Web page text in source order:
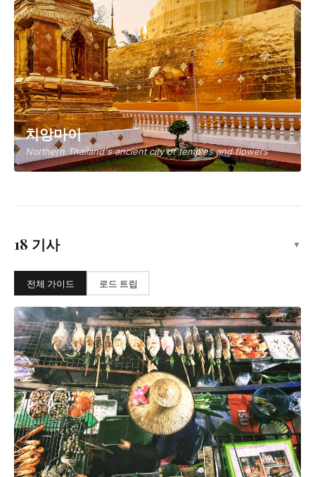
치앙마이
Northern Thailand's ancient city of temples and flowers
18 기사 ▼
전체 가이드 로드 트립